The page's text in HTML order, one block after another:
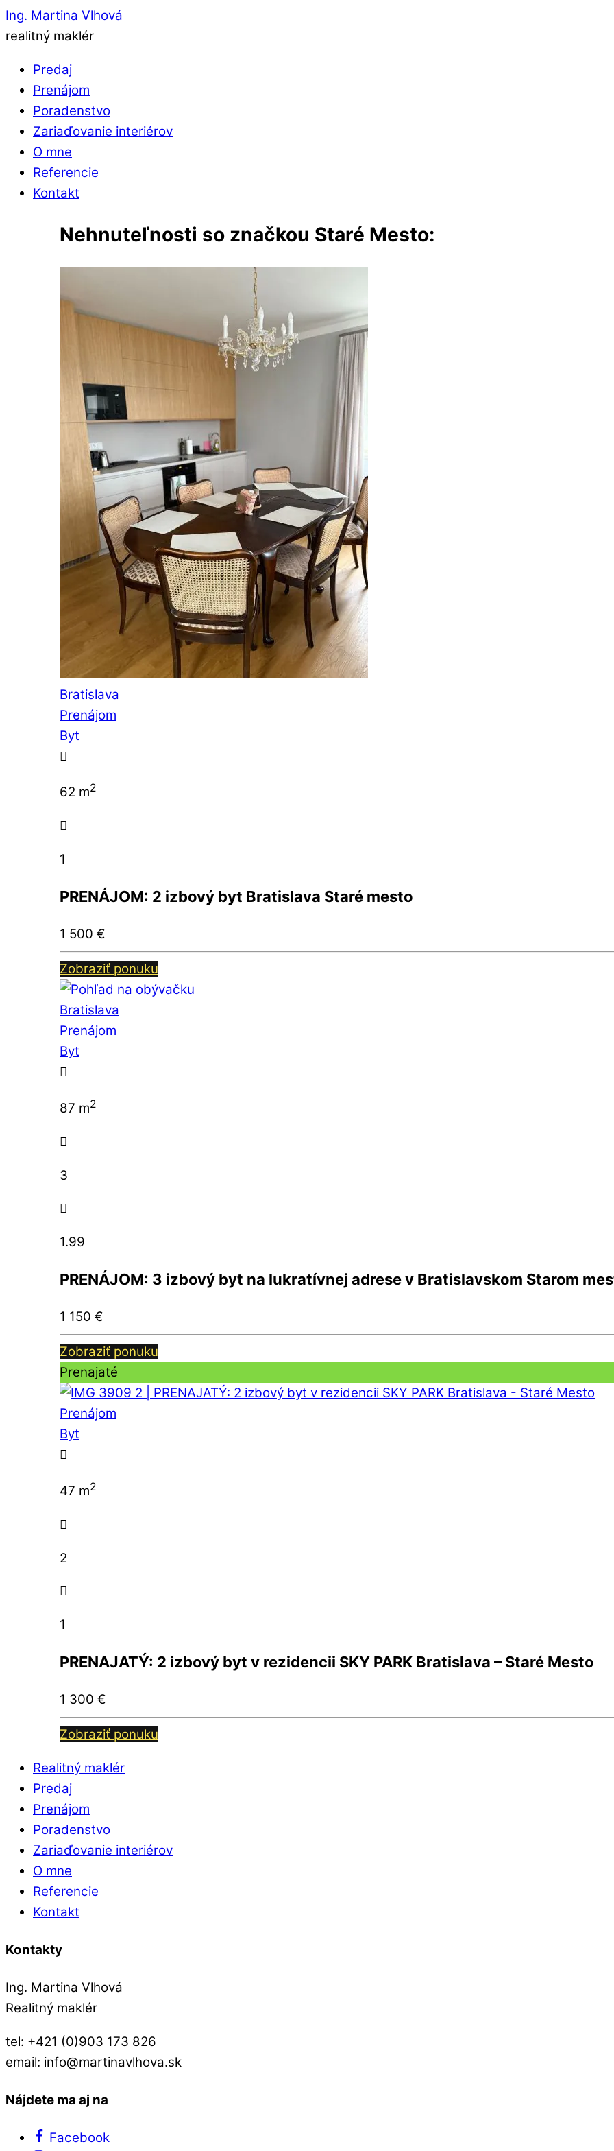
Ing. Martina Vlhová
realitný maklér
Predaj
Prenájom
Poradenstvo
Zariaďovanie interiérov
O mne
Referencie
Kontakt
Nehnuteľnosti so značkou Staré Mesto:
Bratislava
Prenájom
Byt
62 m2
1
PRENÁJOM: 2 izbový byt Bratislava Staré mesto
1 500 €
Zobraziť ponuku
Bratislava
Prenájom
Byt
87 m2
3
1.99
PRENÁJOM: 3 izbový byt na lukratívnej adrese v Bratislavskom Starom
1 150 €
Zobraziť ponuku
Prenajaté
Prenájom
Byt
47 m2
2
1
PRENAJATÝ: 2 izbový byt v rezidencii SKY PARK Bratislava – Staré Mesto
1 300 €
Zobraziť ponuku
Realitný maklér
Predaj
Prenájom
Poradenstvo
Zariaďovanie interiérov
O mne
Referencie
Kontakt
Kontakty
Ing. Martina Vlhová
Realitný maklér
tel: +421 (0)903 173 826
email: info@martinavlhova.sk
Nájdete ma aj na
Facebook